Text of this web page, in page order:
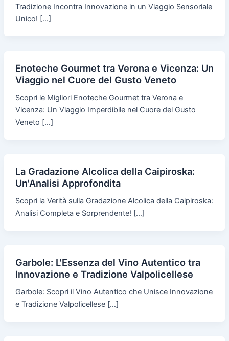
Tradizione Incontra Innovazione in un Viaggio Sensoriale
Unico! […]
Enoteche Gourmet tra Verona e Vicenza: Un
Viaggio nel Cuore del Gusto Veneto
Scopri le Migliori Enoteche Gourmet tra Verona e
Vicenza: Un Viaggio Imperdibile nel Cuore del Gusto
Veneto […]
La Gradazione Alcolica della Caipiroska:
Un'Analisi Approfondita
Scopri la Verità sulla Gradazione Alcolica della Caipiroska:
Analisi Completa e Sorprendente! […]
Garbole: L'Essenza del Vino Autentico tra
Innovazione e Tradizione Valpolicellese
Garbole: Scopri il Vino Autentico che Unisce Innovazione
e Tradizione Valpolicellese […]